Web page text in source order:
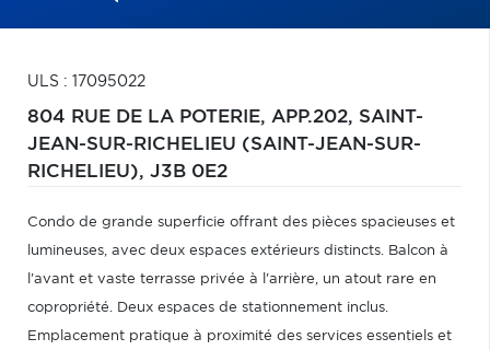
ULS : 17095022
804 RUE DE LA POTERIE, APP.202, SAINT-
JEAN-SUR-RICHELIEU (SAINT-JEAN-SUR-
RICHELIEU), J3B 0E2
Condo de grande superficie offrant des pièces spacieuses et
lumineuses, avec deux espaces extérieurs distincts. Balcon à
l'avant et vaste terrasse privée à l'arrière, un atout rare en
copropriété. Deux espaces de stationnement inclus.
Emplacement pratique à proximité des services essentiels et